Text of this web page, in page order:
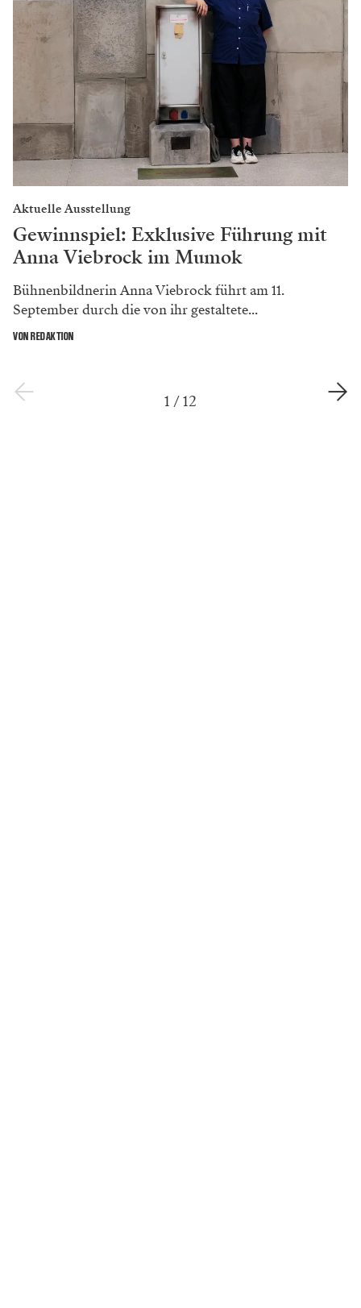
Aktuelle Ausstellung
Gewinnspiel: Exklusive Führung mit
Anna Viebrock im Mumok
Bühnenbildnerin Anna Viebrock führt am 11.
September durch die von ihr gestaltete...
VON REDAKTION
1 /12